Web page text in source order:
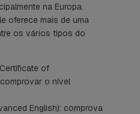
na Europa.
oferece mais de uma
os vários tipos do
of
o nível
English): comprova